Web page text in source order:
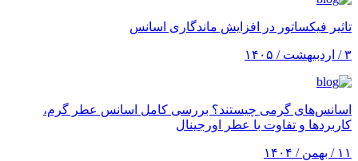
تاثیر فیکساتور در افزایش ماندگاری اسانس
۳ / اردبیهشت / ۱۴۰۵
اسانس‌های گرمی چیستند؟ بررسی کامل اسانس عطر گرم،
کاربردها و تفاوت با عطر اورجینال
۱۱ / بهمن / ۱۴۰۴